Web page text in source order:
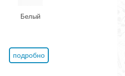
Белый
подробно